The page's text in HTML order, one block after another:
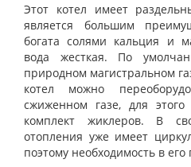
Этот котел имеет
является большим
богата солями кальция и
вода жесткая. По
природном магистральном
котел можно
сжиженном газе, для этого
комплект жиклеров. В
отопления уже имеет
поэтому необходимость в